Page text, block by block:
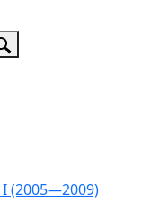
(2005—2009)